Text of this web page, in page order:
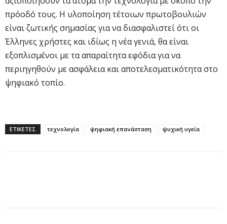
πρόοδό τους. Η υλοποίηση τέτοιων πρωτοβουλιών
είναι ζωτικής σημασίας για να διασφαλιστεί ότι οι
Έλληνες χρήστες και ιδίως η νέα γενιά, θα είναι
εξοπλισμένοι με τα απαραίτητα εφόδια για να
περιηγηθούν με ασφάλεια και αποτελεσματικότητα στο
ψηφιακό τοπίο.
ΕΤΙΚΕΤΕΣ τεχνολογία ψηφιακή επανάσταση ψυχική υγεία